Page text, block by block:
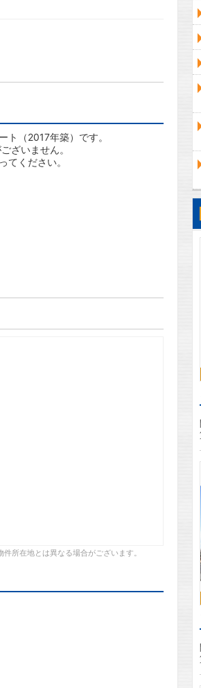
ト（2017年築）です。
ざいません。
てください。
所在地とは異なる場合がございます。